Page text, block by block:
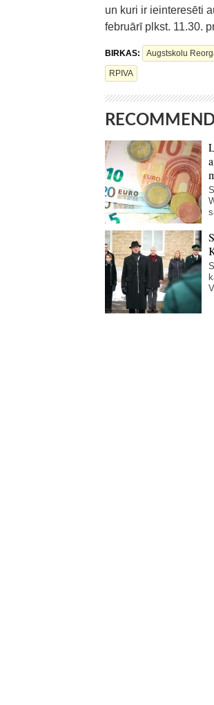
un kuri ir ieinteresēti
februārī plkst. 11.30.
BIRKAS: Augstskolu
RPIVA